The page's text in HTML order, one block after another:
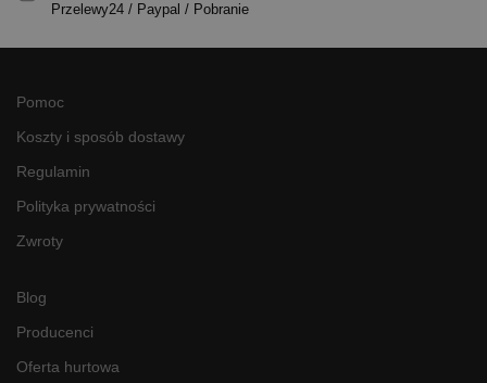
Przelewy24 / Paypal / Pobranie
Pomoc
Koszty i sposób dostawy
Regulamin
Polityka prywatności
Zwroty
Blog
Producenci
Oferta hurtowa